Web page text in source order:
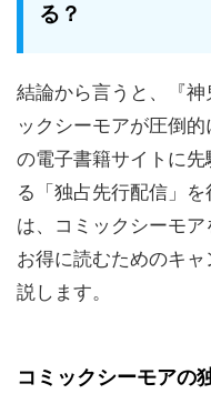
る？
結論から言うと、『
ックシーモアが圧倒
の電子書籍サイトに
る「独占先行配信」
は、コミックシーモ
お得に読むためのキ
説します。
コミックシーモアの